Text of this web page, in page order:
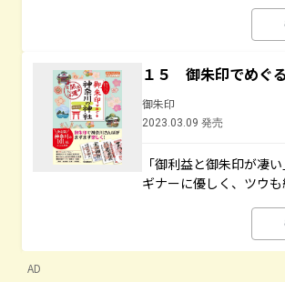
１５ 御朱印でめぐ
御朱印
2023.03.09 発売
「御利益と御朱印が凄
ギナーに優しく、ツウも
AD